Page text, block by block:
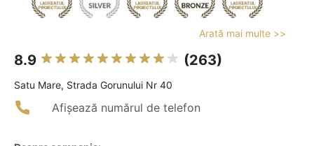
Arată mai multe >>
8.9 (263)
Satu Mare, Strada Gorunului Nr 40
Afișează numărul de telefon